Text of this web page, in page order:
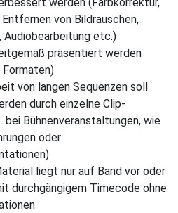
werden (Farbkorrektur,
Entfernen von Bildrauschen,
Audiobearbeitung etc.)
präsentiert werden
Formaten)
von langen Sequenzen soll
durch einzelne Clip-
bei Bühnenveranstaltungen, wie
oder
liegt nur auf Band vor oder
durchgängigem Timecode ohne